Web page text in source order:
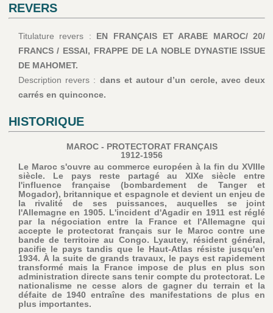
REVERS
Titulature revers : EN FRANÇAIS ET ARABE MAROC/ 20/
FRANCS / ESSAI, FRAPPE DE LA NOBLE DYNASTIE ISSUE
DE MAHOMET.
Description revers : dans et autour d’un cercle, avec deux
carrés en quinconce.
HISTORIQUE
MAROC - PROTECTORAT FRANÇAIS
1912-1956
Le Maroc s'ouvre au commerce européen à la fin du XVIIIe
siècle. Le pays reste partagé au XIXe siècle entre
l'influence française (bombardement de Tanger et
Mogador), britannique et espagnole et devient un enjeu de
la rivalité de ses puissances, auquelles se joint
l'Allemagne en 1905. L'incident d'Agadir en 1911 est réglé
par la négociation entre la France et l'Allemagne qui
accepte le protectorat français sur le Maroc contre une
bande de territoire au Congo. Lyautey, résident général,
pacifie le pays tandis que le Haut-Atlas résiste jusqu'en
1934. À la suite de grands travaux, le pays est rapidement
transformé mais la France impose de plus en plus son
administration directe sans tenir compte du protectorat. Le
nationalisme ne cesse alors de gagner du terrain et la
défaite de 1940 entraîne des manifestations de plus en
plus importantes.